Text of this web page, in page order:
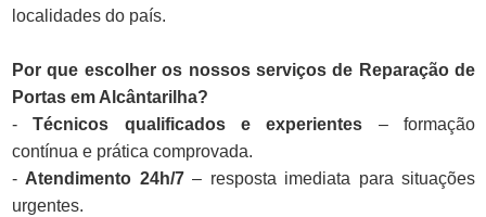
localidades do país.
Por que escolher os nossos serviços de Reparação de
Portas em Alcântarilha?
-Técnicos qualificados e experientes – formação
contínua e prática comprovada.
- Atendimento 24h/7– resposta imediata para situações
urgentes.